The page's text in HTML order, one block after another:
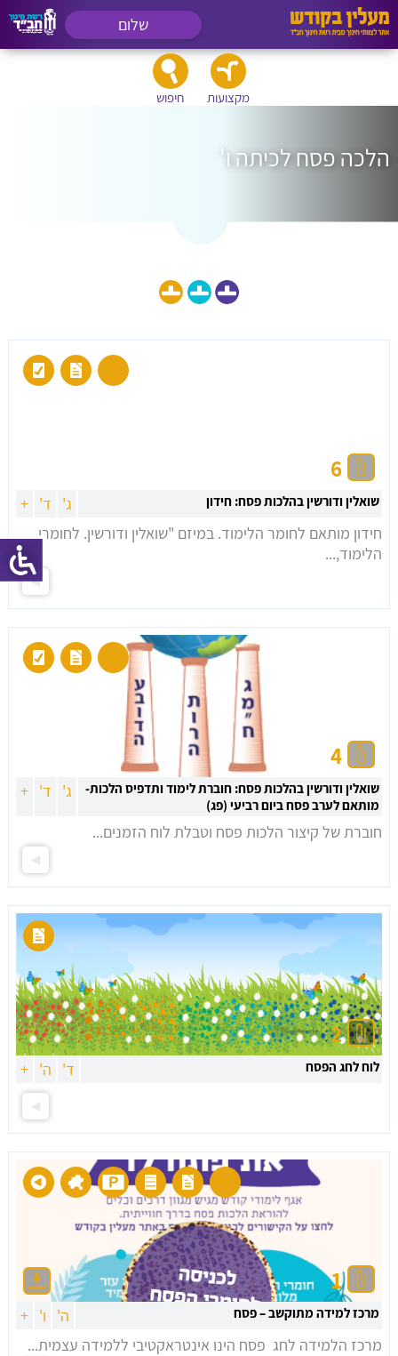
שלום
מקצועות חיפוש
הלכה פסח לכיתה ו'
6
שואלין ודורשין בהלכות פסח: חידון ג' ד' +
חידון מותאם לחומר הלימוד. במיזם "שואלין ודורשין. לחומרי
הלימוד,...
4
שואלין ודורשין בהלכות פסח: חוברת לימוד ותדפיס הלכות-
מותאם לערב פסח ביום רביעי (פג)
ג' ד' +
חוברת של קיצור הלכות פסח וטבלת לוח הזמנים...
2
לוח לחג הפסח ד' ה' +
1
מרכז למידה מתוקשב – פסח ה' ו' +
מרכז הלמידה לחג פסח הינו אינטראקטיבי ללמידה עצמית...